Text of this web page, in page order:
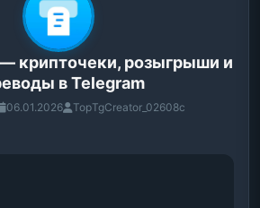
крипточеки, розыгрыши и
в Telegram
06.01.2026 TopTgCreator_02608c